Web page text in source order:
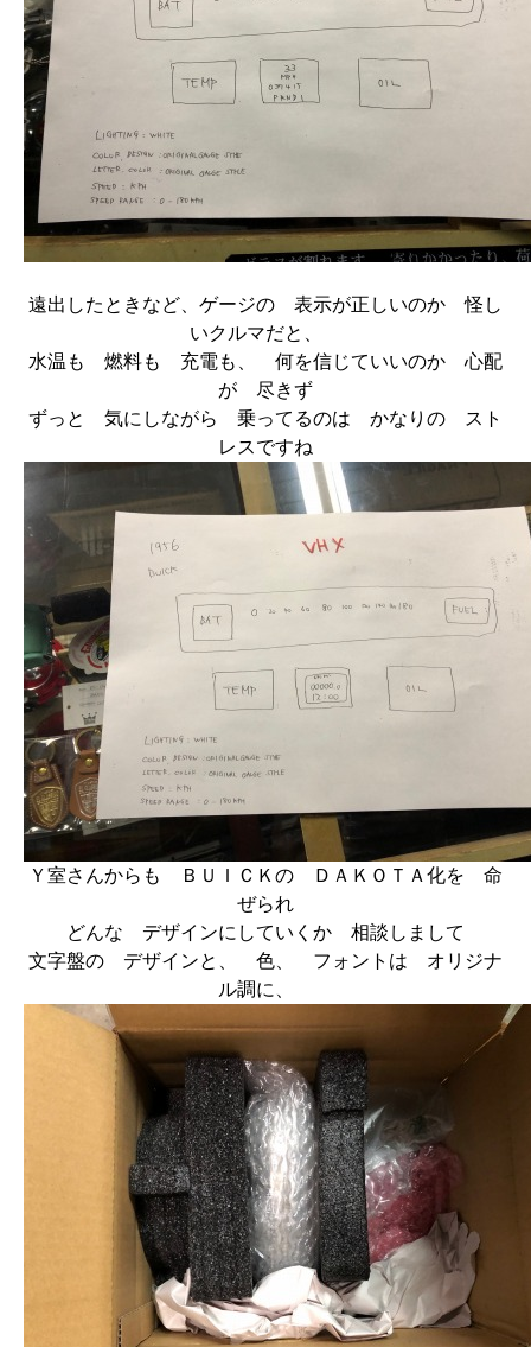
遠出したときなど、ゲージの 表示が正しいのか 怪し
いクルマだと、
水温も 燃料も 充電も、 何を信じていいのか 心配
が 尽きず
ずっと 気にしながら 乗ってるのは かなりの スト
レスですね
Ｙ室さんからも ＢＵＩＣＫの ＤＡＫＯＴＡ化を 命
ぜられ
どんな デザインにしていくか 相談しまして
文字盤の デザインと、 色、 フォントは オリジナ
ル調に、